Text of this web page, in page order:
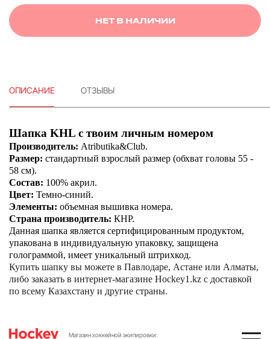
НЕТ В НАЛИЧИИ
ОПИСАНИЕ ОТЗЫВЫ
Шапка KHL с твоим личным номером
Производитель: Atributika&Club.
Размер: стандартный взрослый размер (обхват головы 55 -
58 см).
Состав: 100% акрил.
Цвет: Темно-синий.
Элементы: объемная вышивка номера.
Страна производитель: КНР.
Данная шапка является сертифицированным продуктом,
упакована в индивидуальную упаковку, защищена
голограммой, имеет уникальный штрихкод.
Купить шапку вы можете в Павлодаре, Астане или Алматы,
либо заказать в интернет-магазине Hockey1.kz с доставкой
по всему Казахстану и другие страны.
Магазин хоккейной экипировки: